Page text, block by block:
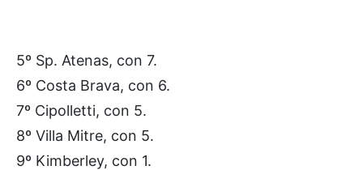
5º Sp. Atenas, con 7.
6º Costa Brava, con 6.
7º Cipolletti, con 5.
8º Villa Mitre, con 5.
9º Kimberley, con 1.